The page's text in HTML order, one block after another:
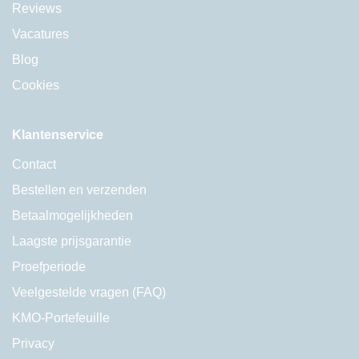
Reviews
Vacatures
Blog
Cookies
Klantenservice
Contact
Bestellen en verzenden
Betaalmogelijkheden
Laagste prijsgarantie
Proefperiode
Veelgestelde vragen (FAQ)
KMO-Portefeuille
Privacy